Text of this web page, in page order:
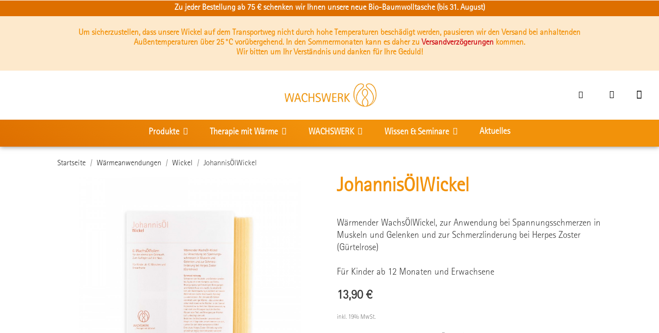
Zu jeder Bestellung ab 75 € schenken wir Ihnen unsere neue Bio-Baumwolltasche (bis 31. August)
Um sicherzustellen, dass unsere Wickel auf dem Transportweg nicht durch hohe Temperaturen beschädigt werden, pausieren wir den Versand bei anhaltenden
Außentemperaturen über 25 °C vorübergehend. In den Sommermonaten kann es daher zu Versandverzögerungen kommen.
Wir bitten um Ihr Verständnis und danken für Ihre Geduld!
Produkte Therapie mit Wärme WACHSWERK Wissen & Seminare Aktuelles
Startseite Wärmeanwendungen Wickel JohannisÖlWickel
JohannisÖlWickel
Wärmender WachsÖlWickel, zur Anwendung bei Spannungsschmerzen in
Muskeln und Gelenken und zur Schmerzlinderung bei Herpes Zoster
(Gürtelrose)
Für Kinder ab 12 Monaten und Erwachsene
13,90 €
inkl. 19% MwSt.